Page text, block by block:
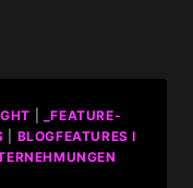
_FEATURE-
BLOGFEATURES I